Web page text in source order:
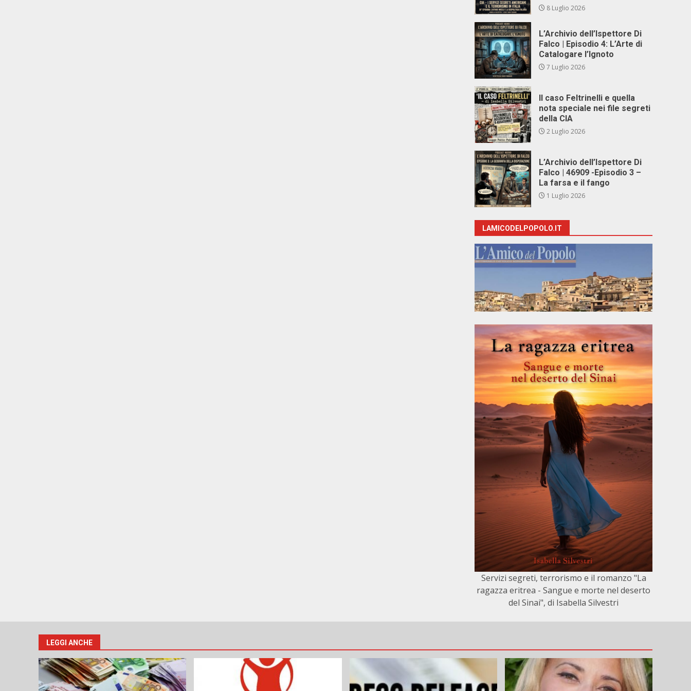
8 Luglio 2026
L’Archivio dell’Ispettore Di
Falco | Episodio 4: L’Arte di
Catalogare l’Ignoto
7 Luglio 2026
Il caso Feltrinelli e quella
nota speciale nei file segreti
della CIA
2 Luglio 2026
L’Archivio dell’Ispettore Di
Falco | 46909 -Episodio 3 –
La farsa e il fango
1 Luglio 2026
LAMICODELPOPOLO.IT
Servizi segreti, terrorismo e il romanzo "La
ragazza eritrea - Sangue e morte nel deserto
del Sinai", di Isabella Silvestri
LEGGI ANCHE